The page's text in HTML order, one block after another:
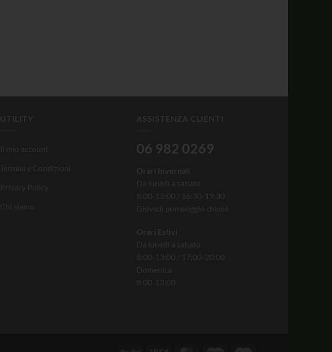
UTILITY
Il mio account
Termini e Condizioni
Privacy Policy
Chi siamo
ASSISTENZA CLIENTI
06 982 0269
Orari Invernali
Da lunedì a sabato
8:00-13:00 / 16:30-19:30
Giovedì pomeriggio chiuso
Orari Estivi
Da lunedì a sabato
8:00-13:00 / 17:00-20:00
Domenica
8:00-13:00